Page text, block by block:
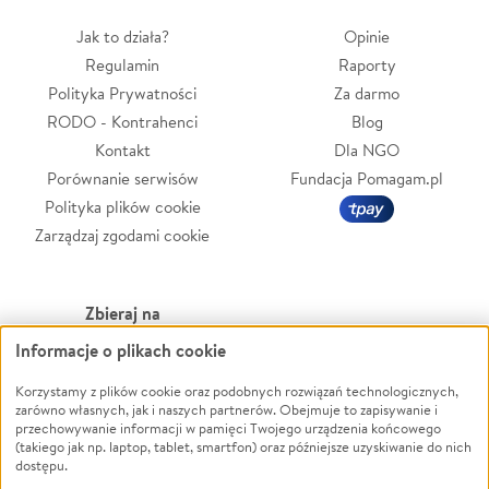
Jak to działa?
Regulamin
Polityka Prywatności
RODO - Kontrahenci
Kontakt
Porównanie serwisów
Polityka plików cookie
Zarządzaj zgodami cookie
Opinie
Raporty
Za darmo
Blog
Dla NGO
Fundacja Pomagam.pl
Zbieraj na
Leczenie
Zwierzęta
Pożar
Ukraina
Powódź
Wichura
NGO
Informacje o plikach cookie
Korzystamy z plików cookie oraz podobnych rozwiązań technologicznych,
zarówno własnych, jak i naszych partnerów. Obejmuje to zapisywanie i
przechowywanie informacji w pamięci Twojego urządzenia końcowego
(takiego jak np. laptop, tablet, smartfon) oraz późniejsze uzyskiwanie do nich
dostępu.